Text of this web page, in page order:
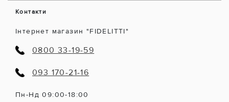
Контакти
Інтернет магазин "FIDELITTI"
0800 33-19-59
093 170-21-16
Пн-Нд 09:00-18:00